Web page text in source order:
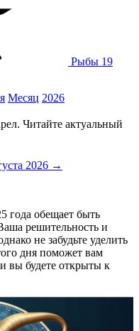
Рыбы 19
Месяц 2026
Читайте актуальный
2026 →
года обещает быть
решительность и
не забудьте уделить
дня поможет вам
вы будете открыты к